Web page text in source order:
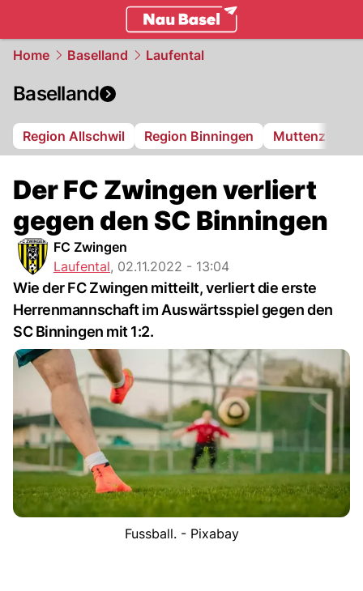
Home Baselland Laufental
Baselland
Region Allschwil Region Binningen Muttenz
Der FC Zwingen verliert
gegen den SC Binningen
FC Zwingen
Laufental, 02.11.2022 - 13:04
Wie der FC Zwingen mitteilt, verliert die erste
Herrenmannschaft im Auswärtsspiel gegen den
SC Binningen mit 1:2.
Fussball. - Pixabay